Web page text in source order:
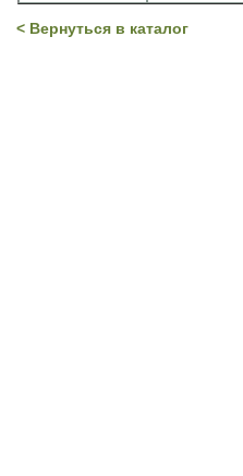
< Вернуться в каталог